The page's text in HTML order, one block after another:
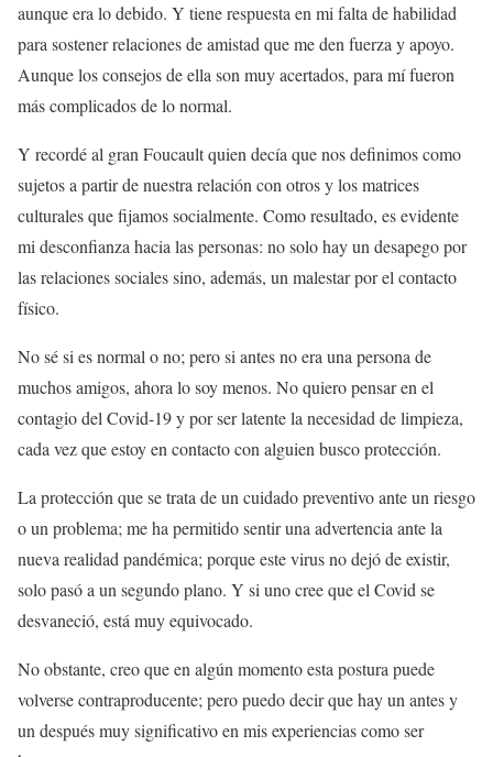
aunque era lo debido. Y tiene respuesta en mi falta de habilidad
para sostener relaciones de amistad que me den fuerza y apoyo.
Aunque los consejos de ella son muy acertados, para mí fueron
más complicados de lo normal.
Y recordé al gran Foucault quien decía que nos definimos como
sujetos a partir de nuestra relación con otros y los matrices
culturales que fijamos socialmente. Como resultado, es evidente
mi desconfianza hacia las personas: no solo hay un desapego por
las relaciones sociales sino, además, un malestar por el contacto
físico.
No sé si es normal o no; pero si antes no era una persona de
muchos amigos, ahora lo soy menos. No quiero pensar en el
contagio del Covid-19 y por ser latente la necesidad de limpieza,
cada vez que estoy en contacto con alguien busco protección.
La protección que se trata de un cuidado preventivo ante un riesgo
o un problema; me ha permitido sentir una advertencia ante la
nueva realidad pandémica; porque este virus no dejó de existir,
solo pasó a un segundo plano. Y si uno cree que el Covid se
desvaneció, está muy equivocado.
No obstante, creo que en algún momento esta postura puede
volverse contraproducente; pero puedo decir que hay un antes y
un después muy significativo en mis experiencias como ser